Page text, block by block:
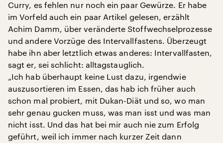
Curry, es fehlen nur noch ein paar Gewürze. Er habe
im Vorfeld auch ein paar Artikel gelesen, erzählt
Achim Damm, über veränderte Stoffwechselprozesse
und andere Vorzüge des Intervallfastens. Überzeugt
habe ihn aber letztlich etwas anderes: Intervallfasten,
sagt er, sei schlicht: alltagstauglich.
„Ich hab überhaupt keine Lust dazu, irgendwie
auszusortieren im Essen, das hab ich früher auch
schon mal probiert, mit Dukan-Diät und so, wo man
sehr genau gucken muss, was man isst und was man
nicht isst. Und das hat bei mir auch nie zum Erfolg
geführt, weil ich immer nach kurzer Zeit dann